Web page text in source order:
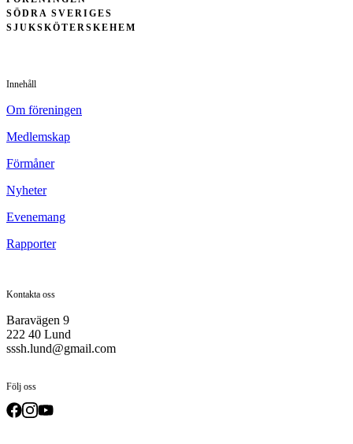
SÖDRA SVERIGES
SJUKSKÖTERSKEHEM
Innehåll
Om föreningen
Medlemskap
Förmåner
Nyheter
Evenemang
Rapporter
Kontakta oss
Baravägen 9
222 40 Lund
sssh.lund@gmail.com
Följ oss